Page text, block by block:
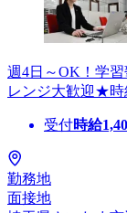
週4日～OK！学
レンジ大歓迎★時
受付時給
勤務地
面接地